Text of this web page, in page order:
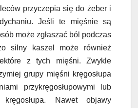
przyczepia się do żeber i
Jeśli te mięśnie są
może zgłaszać ból podczas
silny kaszel może również
z tych mięśni. Zwykle
grupy mięśni kręgosłupa
przykręgosłupowymi lub
kręgosłupa. Nawet objawy